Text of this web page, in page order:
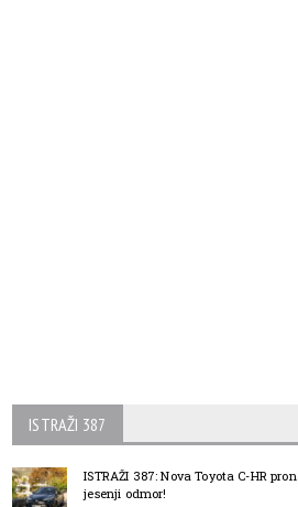
ISTRAŽI 387
ISTRAŽI 387: Nova Toyota C-HR
jesenji odmor!